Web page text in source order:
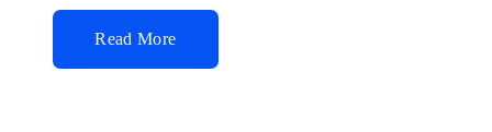
Read More